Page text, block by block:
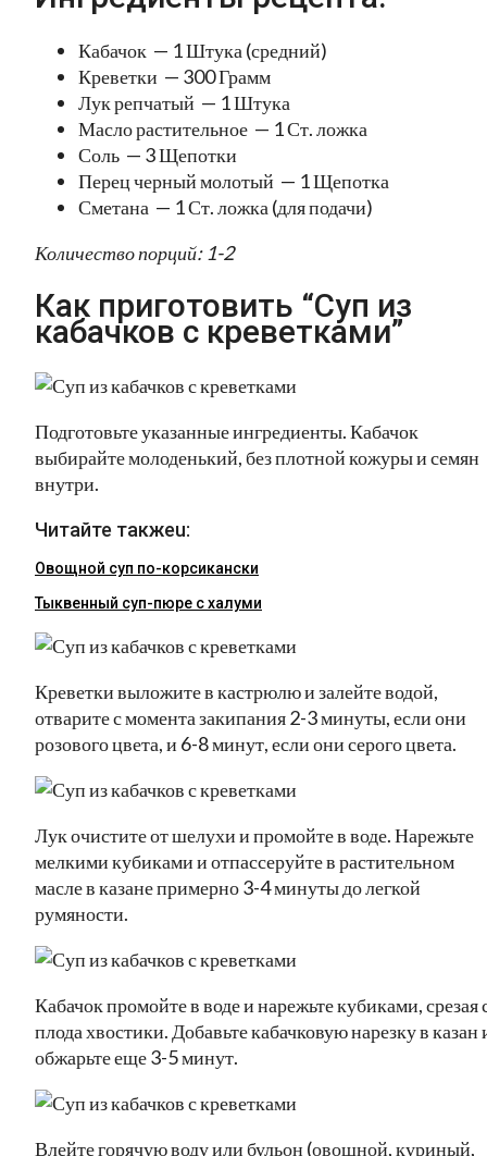
Кабачок — 1 Штука (средний)
Креветки — 300 Грамм
Лук репчатый — 1 Штука
Масло растительное — 1 Ст. ложка
Соль — 3 Щепотки
Перец черный молотый — 1 Щепотка
Сметана — 1 Ст. ложка (для подачи)
Количество порций: 1-2
Как приготовить “Суп из
кабачков с креветками”
Подготовьте указанные ингредиенты. Кабачок
выбирайте молоденький, без плотной кожуры и семян
внутри.
Читайте такжеu:
Овощной суп по-корсикански
Тыквенный суп-пюре с халуми
Креветки выложите в кастрюлю и залейте водой,
отварите с момента закипания 2-3 минуты, если они
розового цвета, и 6-8 минут, если они серого цвета.
Лук очистите от шелухи и промойте в воде. Нарежьте
мелкими кубиками и отпассеруйте в растительном
масле в казане примерно 3-4 минуты до легкой
румяности.
Кабачок промойте в воде и нарежьте кубиками, срезая
плода хвостики. Добавьте кабачковую нарезку в казан
обжарьте еще 3-5 минут.
Влейте горячую воду или бульон (овощной, куриный,